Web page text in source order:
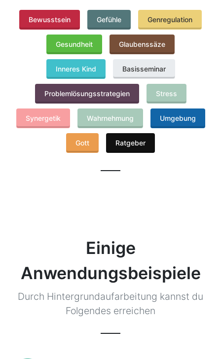
Bewusstsein Gefühle Genregulation
Gesundheit Glaubenssäze
Inneres Kind Basisseminar
Problemlösungsstrategien Stress
Synergetik Wahrnehmung Umgebung
Gott Ratgeber
Einige
Anwendungsbeispiele
Durch Hintergrundaufarbeitung kannst du
Folgendes erreichen